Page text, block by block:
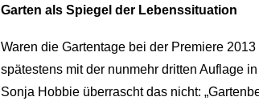
Garten als Spiegel der Lebenssituation
Waren die Gartentage bei der Premiere
spätestens mit der nunmehr dritten Auflage
Sonja Hobbie überrascht das nicht: